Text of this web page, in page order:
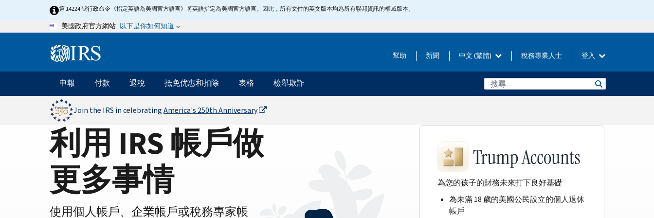
Page
第 14224 號行政命令《指定英語為美國官方語言》將英語指定為美國官方語言。因此，所有文件的英文版本均為所有聯邦資訊的權威版本。
美國政府官方網站 以下是你如何知道
Information 幫助 新聞 中文 (繁體) 稅務專業人士 登入
主
要
導
航
申報 付款 退稅 抵免优惠和扣除 表格 檢舉欺詐
Join the IRS in celebratingAmerica's 250th Anniversary
利用 IRS 帳戶做
更多事情
使用個人帳戶、企業帳戶或稅務專家帳
為您的孩子的財務未來打下良好基礎
為未滿 18 歲的美國公民設立的個人退休
帳戶